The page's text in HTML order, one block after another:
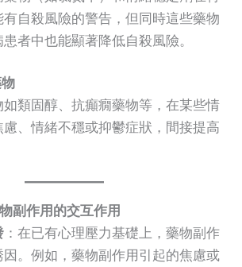
自殺風險的警告，但同時這些藥物
者中也能顯著降低自殺風險。
類固醇、抗癲癇藥物等，在某些情
、情緒不穩或抑鬱症狀，間接提高
副作用的交互作用
：在已有心理壓力基礎上，藥物副作
。例如，藥物副作用引起的焦慮或